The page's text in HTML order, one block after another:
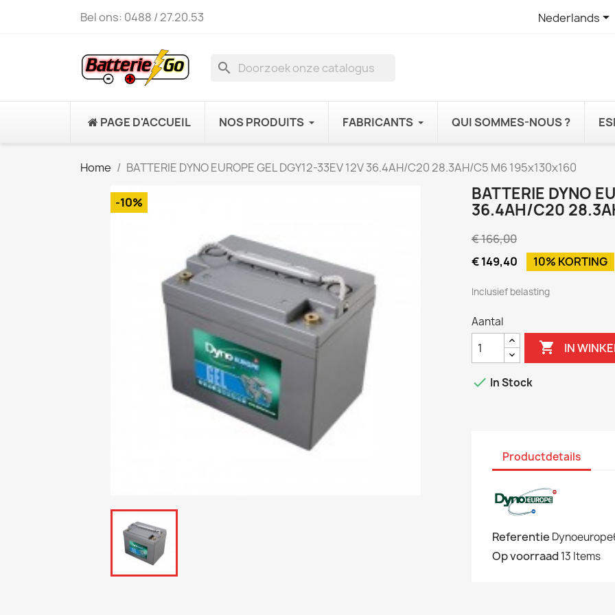
Bel ons: 0488 / 27.20.53 Nederlands
search
PAGE D'ACCUEIL NOS PRODUITS FABRICANTS QUI SOMMES-NOUS ?
Home BATTERIE DYNO EUROPE GEL DGY12-33EV 12V 36.4AH/C20 28.3AH/C5 M6 195x130x160
-10%
BATTERIE DYNO
36.4AH/C20
€ 166,00
€ 149,40
10% KORTING
Inclusief belasting
Aantal
 IN
 In Stock
Productdetails
Referentie
Op voorraad 13 Items